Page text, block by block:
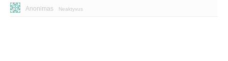
Anonimas Neaktyvus